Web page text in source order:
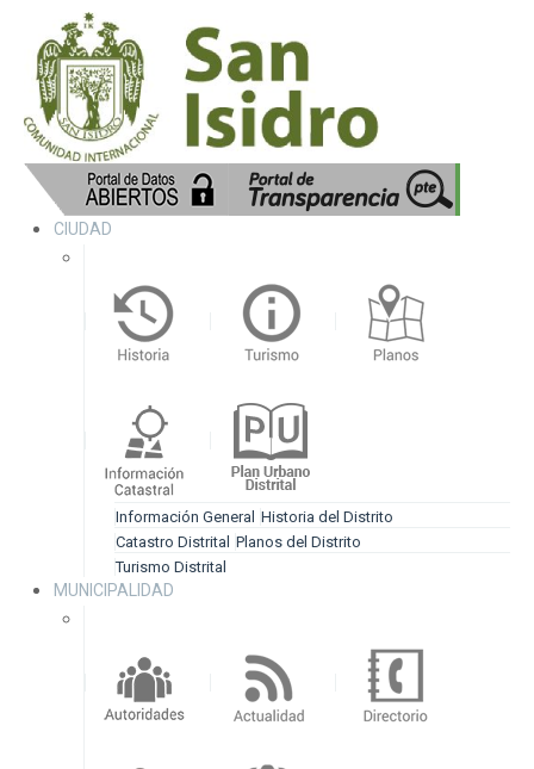
CIUDAD
Información General Historia del Distrito
Catastro Distrital Planos del Distrito
Turismo Distrital
MUNICIPALIDAD